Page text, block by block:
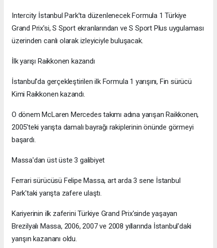
Intercity İstanbul Park’ta düzenlenecek Formula 1 Türkiye
Grand Prix'si, S Sport ekranlarından ve S Sport Plus uygulaması
üzerinden canlı olarak izleyiciyle buluşacak.
İlk yarışı Raikkonen kazandı
İstanbul'da gerçekleştirilen ilk Formula 1 yarışını, Fin sürücü
Kimi Raikkonen kazandı.
O dönem McLaren Mercedes takımı adına yarışan Raikkonen,
2005'teki yarışta damalı bayrağı rakiplerinin önünde görmeyi
başardı.
Massa'dan üst üste 3 galibiyet
Ferrari sürücüsü Felipe Massa, art arda 3 sene İstanbul
Park'taki yarışta zafere ulaştı.
Kariyerinin ilk zaferini Türkiye Grand Prix'sinde yaşayan
Brezilyalı Massa, 2006, 2007 ve 2008 yıllarında İstanbul'daki
yarışın kazananı oldu.